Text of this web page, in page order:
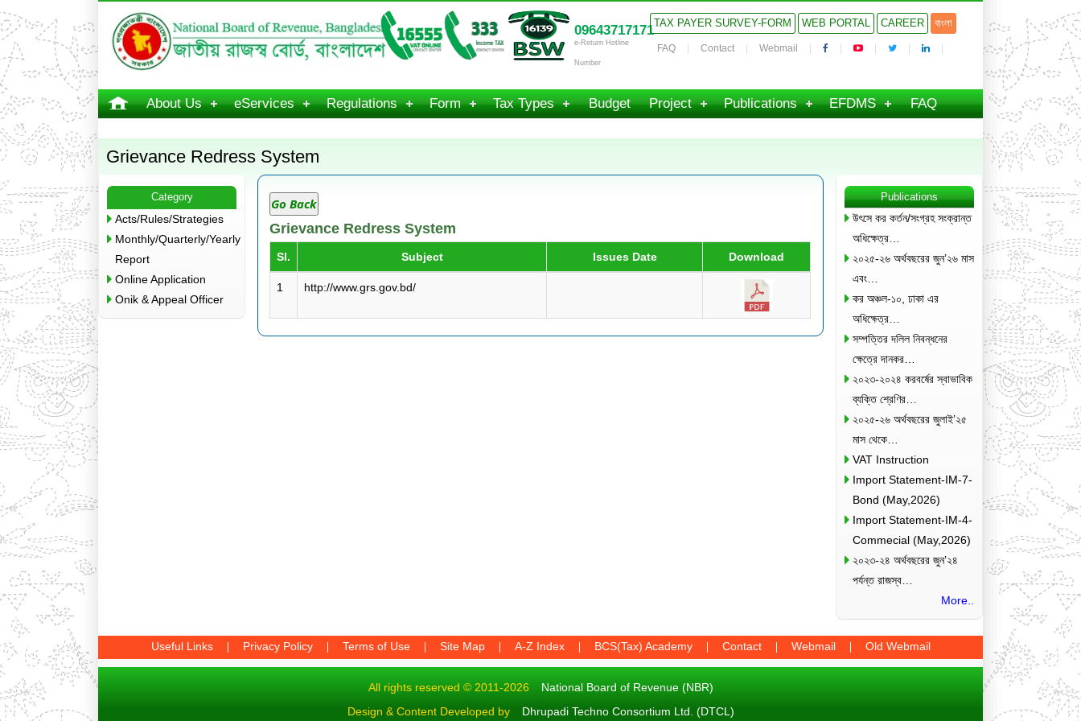
09643717171
e-Return Hotline
Number
TAX PAYER SURVEY-FORM WEB PORTAL CAREER বাংলা
FAQ Contact Webmail
About Us eServices Regulations Form Tax Types Budget Project Publications EFDMS FAQ
Grievance Redress System
Category
Acts/Rules/Strategies
Monthly/Quarterly/Yearly
Report
Online Application
Onik & Appeal Officer
Go Back
Grievance Redress System
Sl. Subject Issues Date Download
1 http://www.grs.gov.bd/
Publications
উৎসে কর কর্তন/সংগ্রহ সংক্রান্ত
অধিক্ষেত্র…
২০২৫-২৬ অর্থবছরের জুন’২৬ মাস
এবং…
কর অঞ্চল-১০, ঢাকা এর
অধিক্ষেত্র…
সম্পত্তির দলিল নিবন্ধনের
ক্ষেত্রে দানকর…
২০২৩-২০২৪ করবর্ষের স্বাভাবিক
ব্যক্তি শ্রেণির…
২০২৫-২৬ অর্থবছরের জুলাই’২৫
মাস থেকে…
VAT Instruction
Import Statement-IM-7-
Bond (May,2026)
Import Statement-IM-4-
Commecial (May,2026)
২০২৩-২৪ অর্থবছরের জুন’২৪
পর্যন্ত রাজস্ব…
More..
Useful Links Privacy Policy Terms of Use Site Map A-Z Index BCS(Tax) Academy Contact Webmail Old Webmail
All rights reserved © 2011-2026 National Board of Revenue (NBR)
Design & Content Developed by Dhrupadi Techno Consortium Ltd. (DTCL)